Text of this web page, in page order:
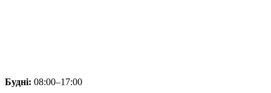
Будні: 08:00–17:00